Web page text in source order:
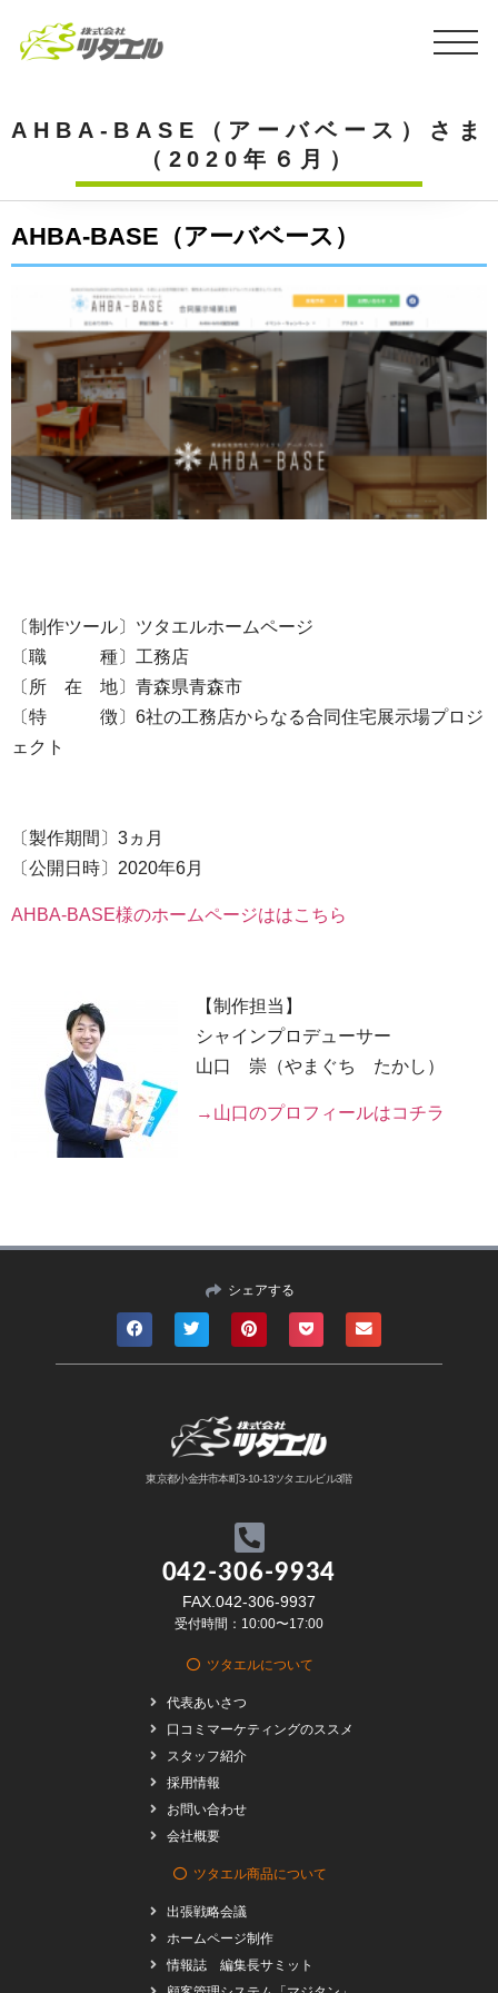
AHBA-BASE（アーバベース）さま
（2020年６月）
AHBA-BASE（アーバベース）
〔制作ツール〕ツタエルホームページ
〔職 種〕工務店
〔所 在 地〕青森県青森市
〔特 徴〕6社の工務店からなる合同住宅展示場プロジ
ェクト
〔製作期間〕3ヵ月
〔公開日時〕2020年6月
AHBA-BASE様のホームページははこちら
【制作担当】
シャインプロデューサー
山口 崇（やまぐち たかし）
→山口のプロフィールはコチラ
シェアする
東京都小金井市本町3-10-13ツタエルビル3階
042-306-9934
FAX.042-306-9937
受付時間：10:00〜17:00
ツタエルについて
代表あいさつ
口コミマーケティングのススメ
スタッフ紹介
採用情報
お問い合わせ
会社概要
ツタエル商品について
出張戦略会議
ホームページ制作
情報誌 編集長サミット